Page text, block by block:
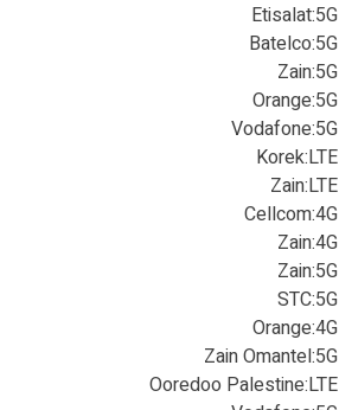
Etisalat:5G
Batelco:5G
Zain:5G
Orange:5G
Vodafone:5G
Korek:LTE
Zain:LTE
Cellcom:4G
Zain:4G
Zain:5G
STC:5G
Orange:4G
Zain Omantel:5G
Ooredoo Palestine:LTE